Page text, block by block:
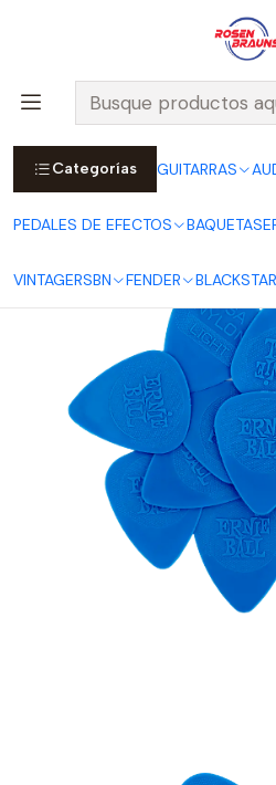
Categorías GUITARRAS
PEDALES DE EFECTOS BAQUETAS
VINTAGERSBN FENDER BLACKSTAR
Por compras sobre $25.000 en
Padre Hurtado, incluimos el
Ver
Inicio ERNIE BALL ACCESORIOS
Uñetas Thin Injection Molded